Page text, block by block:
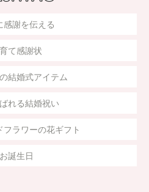
感謝を伝える
て感謝状
結婚式アイテム
れる結婚祝い
フラワーの花ギフト
誕生日